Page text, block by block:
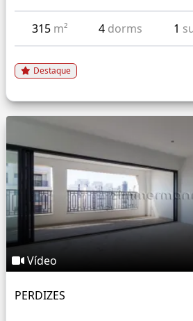
315 m² 4 dorms 1
Destaque
Vídeo
PERDIZES